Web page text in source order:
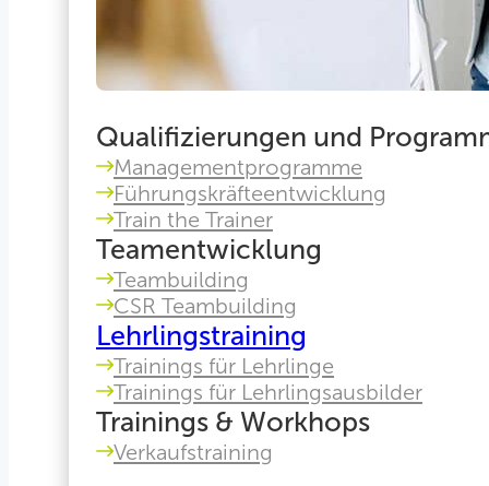
Qualifizierungen und
Managementprogramme
Führungskräfteentwicklung
Train the Trainer
Teamentwicklung
Teambuilding
CSR Teambuilding
Lehrlingstraining
Trainings für Lehrlinge
Trainings für Lehrlingsausbilder
Trainings & Workhops
Verkaufstraining